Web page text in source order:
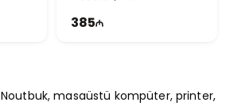
385
Noutbuk, masaüstü kompüter, printer,